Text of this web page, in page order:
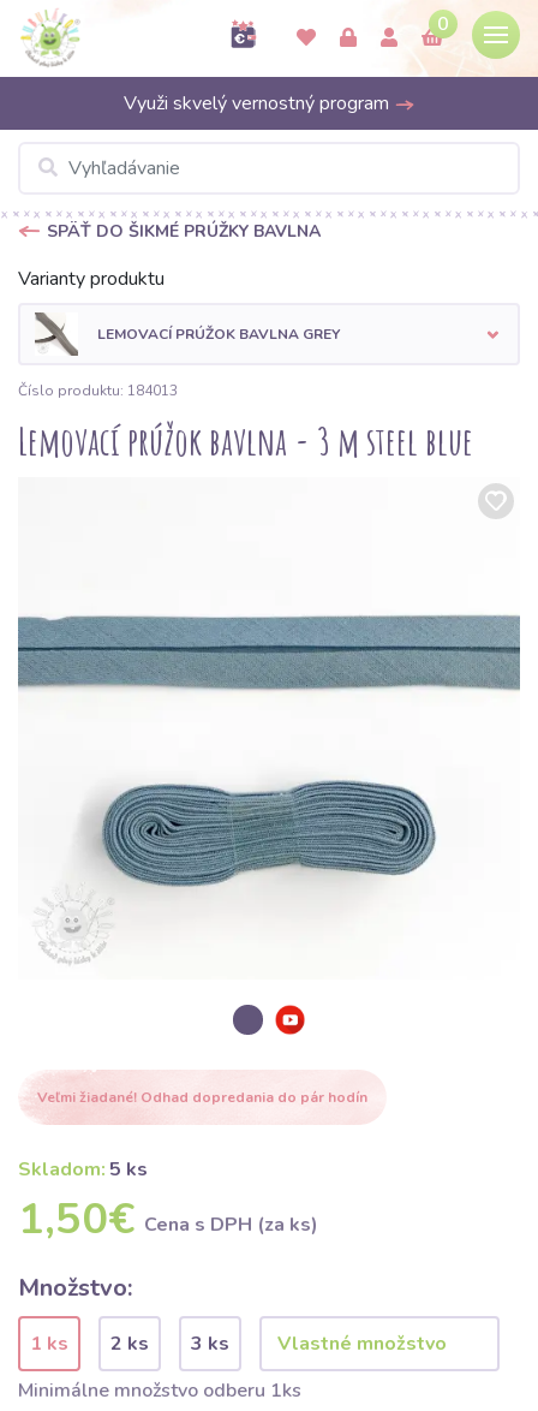
0
Využi skvelý vernostný program
SPÄŤ DO ŠIKMÉ PRÚŽKY BAVLNA
Varianty produktu
LEMOVACÍ PRÚŽOK BAVLNA GREY
Číslo produktu: 184013
Lemovací prúžok bavlna - 3 m steel blue
Veľmi žiadané! Odhad dopredania do pár hodín
Skladom: 5 ks
1,50€ Cena s DPH (za ks)
Množstvo:
1 ks 2 ks
3 ks
Minimálne množstvo odberu 1ks